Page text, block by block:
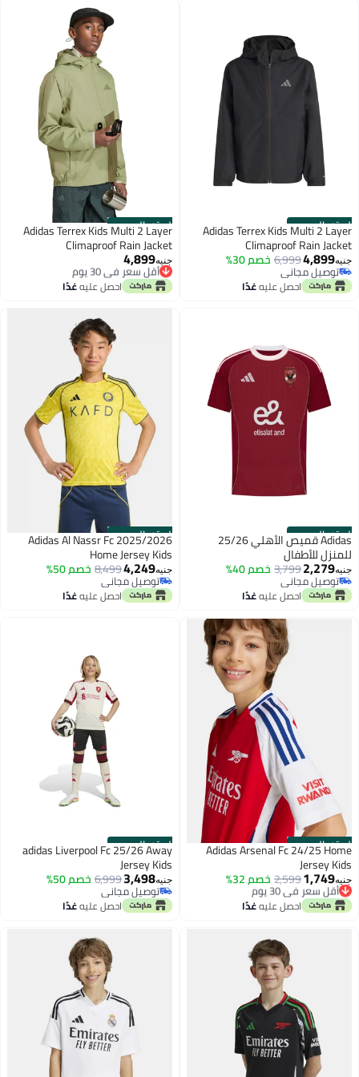
الستور الرسمي
Adidas Terrex Kids Multi 2 Layer
Climaproof Rain Jacket
جنيه4,899
6,999خصم 30%
توصيل مجاني
توصيل مجانياحصل عليهغدًا
الستور الرسمي
Adidas Terrex Kids Multi 2 Layer
Climaproof Rain Jacket
جنيه4,899
أقل سعر في 30 يوم
توصيل مجاني
أقل سعر في 30 يوماحصل عليهغدًا
الستور الرسمي Adidas قميص الأهلي 25/26
للمنزل للأطفال
جنيه2,279
3,799خصم 40%
توصيل مجاني
توصيل مجانياحصل عليهغدًا
الستور الرسمي
Adidas Al Nassr Fc 2025/2026
Home Jersey Kids
جنيه4,249
8,499خصم 50%
توصيل مجاني
توصيل مجانياحصل عليهغدًا
الستور الرسمي
Adidas Arsenal Fc 24/25 Home
Jersey Kids
جنيه1,749
2,599خصم 32% أقل سعر في 30 يوم
توصيل مجاني
أقل سعر في 30 يوماحصل عليهغدًا
الستور الرسمي
adidas Liverpool Fc 25/26 Away
Jersey Kids
جنيه3,498
6,999خصم 50%
توصيل مجاني
توصيل مجانياحصل عليهغدًا